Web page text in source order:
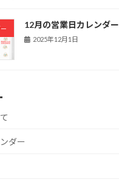
12月の営業日カレンダー
2025年12月1日
ダー